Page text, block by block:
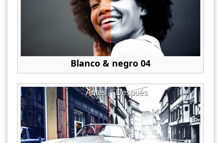
Blanco & negro 04
Después
Antes